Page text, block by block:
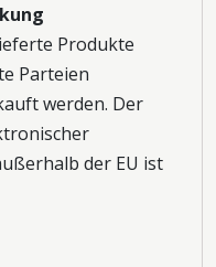
Produkte
Parteien
werden. Der
der EU ist